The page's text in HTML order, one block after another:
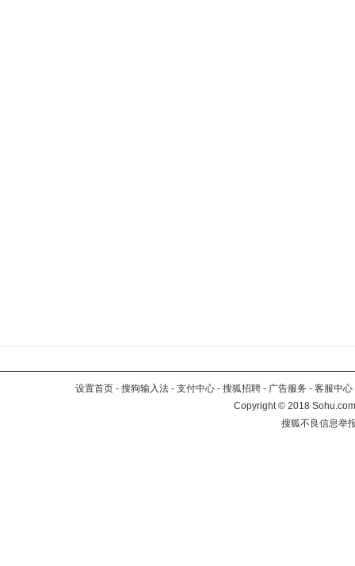
设置首页 - 搜狗输入法 - 支付中心 - 搜狐招聘 - 广告服务 - 客服中心
Copyright©2018
搜狐不良信息举